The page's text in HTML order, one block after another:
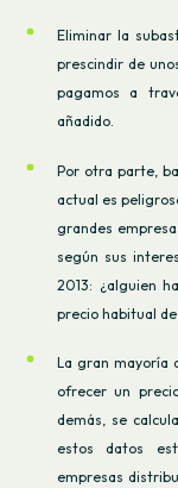
Eliminar la
prescindir de
pagamos a
añadido.
Por otra parte,
actual es
grandes
según sus
2013: ¿alguien
precio habitual
La gran mayoría
ofrecer un
demás, se
estos datos
empresas